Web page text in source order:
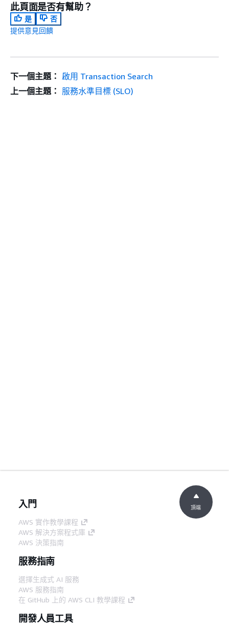
此頁面是否有幫助？
是
否
提供意見回饋
下一個主題： 啟用 Transaction Search
上一個主題： 服務水準目標 (SLO)
入門
AWS 實作教學課程
AWS 解決方案程式庫
AWS 決策指南
服務指南
選擇生成式 AI 服務
AWS 服務指南
在 GitHub 上的 AWS CLI 教學課程
開發人員工具
頂端